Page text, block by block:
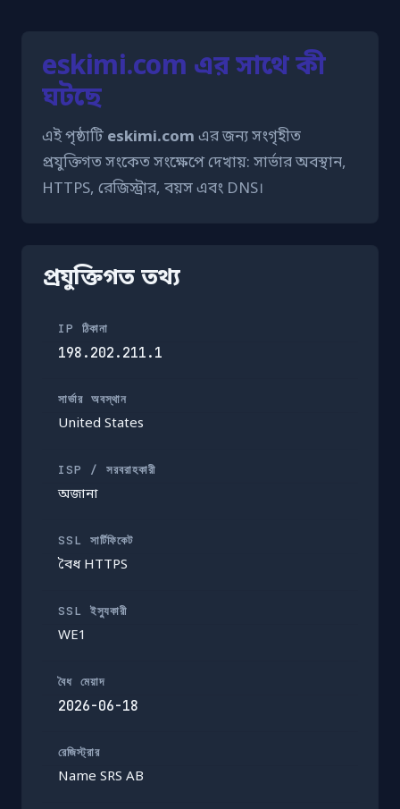
eskimi.com এর সাথে কী
ঘটছে
এই পৃষ্ঠাটি eskimi.com এর জন্য সংগৃহীত
প্রযুক্তিগত সংকেত সংক্ষেপে দেখায়: সার্ভার অবস্থান,
HTTPS, রেজিস্ট্রার, বয়স এবং DNS।
প্রযুক্তিগত তথ্য
IP ঠিকানা
198.202.211.1
সার্ভার অবস্থান
United States
ISP / সরবরাহকারী
অজানা
SSL সার্টিফিকেট
বৈধ HTTPS
SSL ইস্যুকারী
WE1
বৈধ মেয়াদ
2026-06-18
রেজিস্ট্রার
Name SRS AB